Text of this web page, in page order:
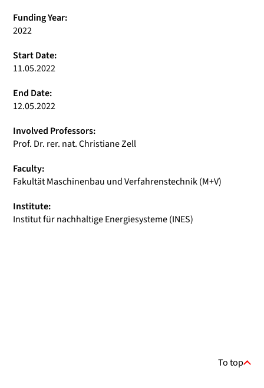
Funding Year:
2022
Start Date:
11.05.2022
End Date:
12.05.2022
Involved Professors:
Prof. Dr. rer. nat. Christiane Zell
Faculty:
Fakultät Maschinenbau und Verfahrenstechnik (M+V)
Institute:
Institut für nachhaltige Energiesysteme (INES)
To top